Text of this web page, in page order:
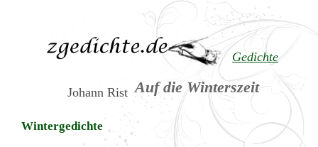
Gedichte
Auf die Winterszeit
Johann Rist
Wintergedichte